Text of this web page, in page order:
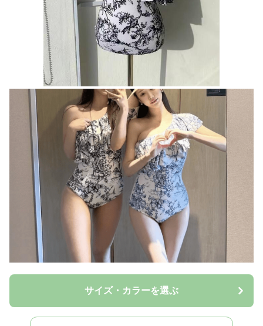
サイズ・カラーを選ぶ